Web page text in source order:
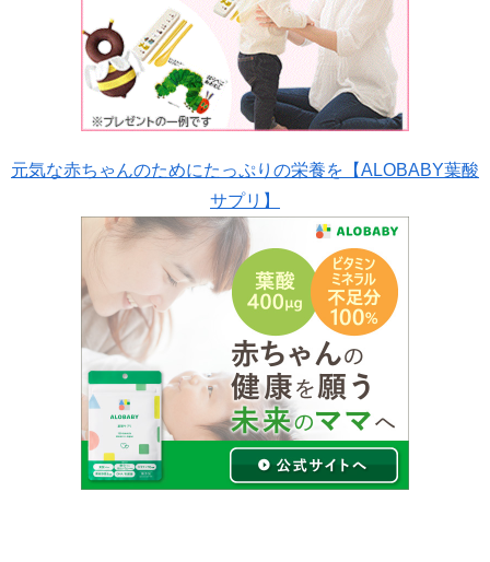
元気な赤ちゃんのためにたっぷりの栄養を【ALOBABY葉酸
サプリ】